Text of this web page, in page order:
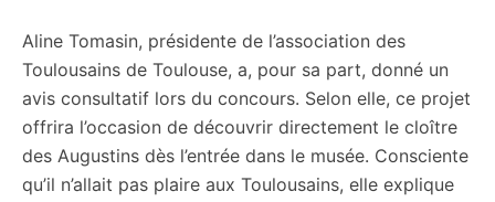
Aline Tomasin, présidente de l’association des
Toulousains de Toulouse, a, pour sa part, donné un
avis consultatif lors du concours. Selon elle, ce projet
offrira l’occasion de découvrir directement le cloître
des Augustins dès l’entrée dans le musée. Consciente
qu’il n’allait pas plaire aux Toulousains, elle explique